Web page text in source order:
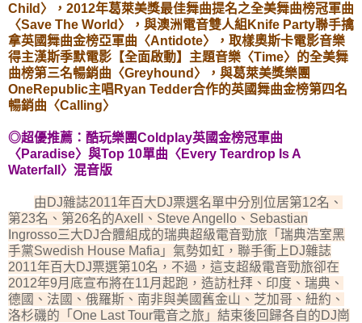
Child〉，2012年葛萊美獎最佳舞曲提名之全美舞曲榜冠軍曲
〈Save The World〉，與澳洲電音雙人組Knife Party聯手擒
拿英國舞曲金榜亞軍曲〈Antidote〉，取樣奧斯卡電影音樂
得主漢斯季默電影【全面啟動】主題音樂〈Time〉的全美舞
曲榜第三名暢銷曲〈Greyhound〉，與葛萊美獎樂團
OneRepublic主唱Ryan Tedder合作的英國舞曲金榜第四名
暢銷曲〈Calling〉
◎超優推薦：酷玩樂團Coldplay英國金榜冠軍曲
〈Paradise〉與Top 10單曲〈Every Teardrop Is A
Waterfall〉混音版
由DJ雜誌2011年百大DJ票選名單中分別位居第12名、
第23名、第26名的Axell、Steve Angello、Sebastian
Ingrosso三大DJ合體組成的瑞典超級電音勁旅「瑞典浩室黑
手黨Swedish House Mafia」氣勢如虹，聯手衝上DJ雜誌
2011年百大DJ票選第10名，不過，這支超級電音勁旅卻在
2012年9月底宣布將在11月起跑，造訪杜拜、印度、瑞典、
德國、法國、俄羅斯、南非與美國舊金山、芝加哥、紐約、
洛杉磯的「One Last Tour電音之旅」結束後回歸各自的DJ崗